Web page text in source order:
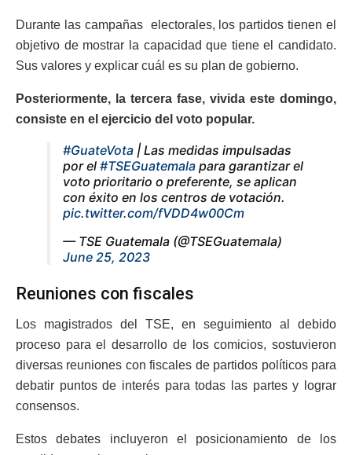
Durante las campañas electorales, los partidos tienen el
objetivo de mostrar la capacidad que tiene el candidato.
Sus valores y explicar cuál es su plan de gobierno.
Posteriormente, la tercera fase, vivida este domingo,
consiste en el ejercicio del voto popular.
#GuateVota | Las medidas impulsadas
por el #TSEGuatemala para garantizar el
voto prioritario o preferente, se aplican
con éxito en los centros de votación.
pic.twitter.com/fVDD4w00Cm
— TSE Guatemala (@TSEGuatemala)
June 25, 2023
Reuniones con fiscales
Los magistrados del TSE, en seguimiento al debido
proceso para el desarrollo de los comicios, sostuvieron
diversas reuniones con fiscales de partidos políticos para
debatir puntos de interés para todas las partes y lograr
consensos.
Estos debates incluyeron el posicionamiento de los